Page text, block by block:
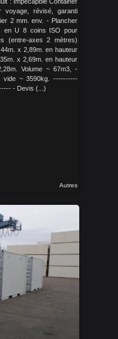
voyage, révisé, garanti
2 mm. env. - Plancher
en U 8 coins ISO pour
(entre-axes 2 mètres)
x 2,89m. en hauteur
x 2,69m. en hauteur
Volume ~ 67m3, -
vide ~ 3590kg. ----------
- Devis (...)
Autres